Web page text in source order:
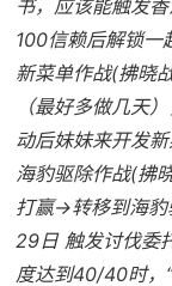
书，应该能触发
100信赖后解锁一
新菜单作战(拂晓
（最好多做几天
动后妹妹来开发新
海豹驱除作战(拂
打赢→转移到海
29日 触发讨伐委
度达到40/40时，